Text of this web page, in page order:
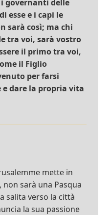
i governanti delle
esse e i capi le
sarà così; ma chi
tra voi, sarà vostro
il primo tra voi,
il Figlio
per farsi
e dare la propria vita
mette in
sarà una Pasqua
salita verso la città
la sua passione